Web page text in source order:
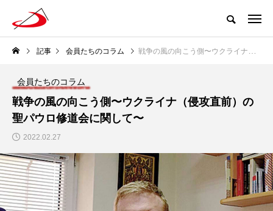
記事 会員たちのコラム 戦争の風の向こう側〜ウクライナ（侵攻直前）の聖パウロ修道会に関して〜
会員たちのコラム
戦争の風の向こう側〜ウクライナ（侵攻直前）の
聖パウロ修道会に関して〜
2022.02.27